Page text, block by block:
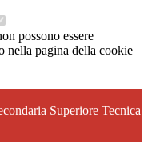
possono essere
nella pagina della cookie
Superiore Tecnica